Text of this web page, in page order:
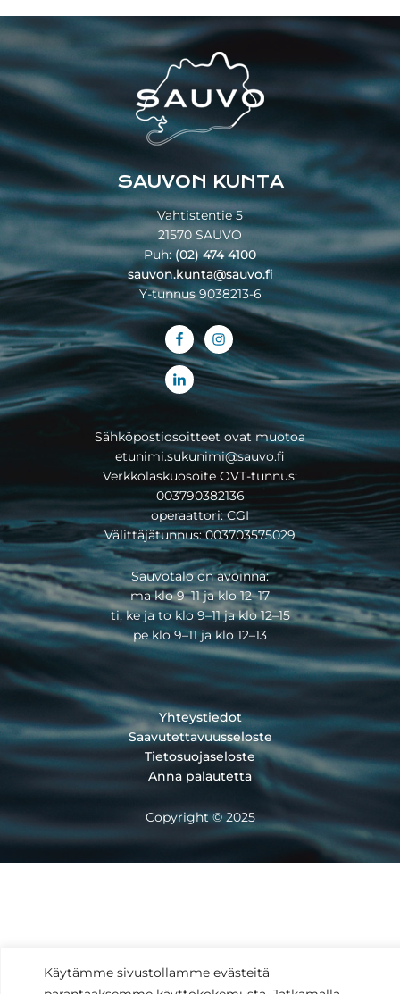
Käytämme sivustollamme evästeitä
Footer
SAUVON KUNTA
Vahtistentie 5
21570 SAUVO
Puh:(02) 474 4100
sauvon.kunta@sauvo.fi
Y-tunnus 9038213-6
Sähköpostiosoitteet ovat muotoa
etunimi.sukunimi@sauvo.fi
Verkkolaskuosoite OVT-tunnus:
003790382136
operaattori: CGI
Välittäjätunnus: 003703575029
Sauvotalo on avoinna:
ma klo 9–11 ja klo 12–17
ti, ke ja to klo 9–11 ja klo 12–15
pe klo 9–11 ja klo 12–13
Yhteystiedot
Saavutettavuusseloste
Tietosuojaseloste
Anna palautetta
Copyright © 2025